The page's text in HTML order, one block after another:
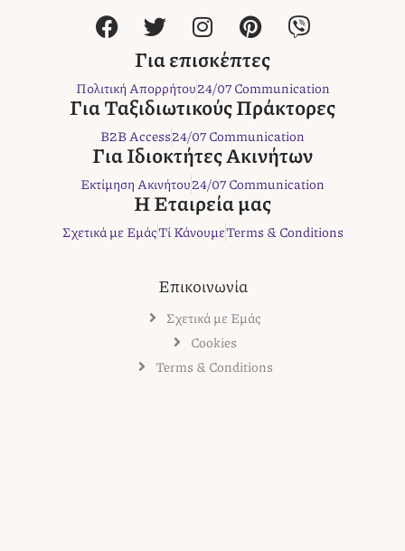
F
a
e
b
o
o
k
T
w
i
t
t
e
r
I
n
s
t
a
g
r
a
m
P
i
n
t
e
r
e
s
t
V
i
e
r
Για επισκέπτες
Πολιτική Απορρήτου24/07 Communication
Για Ταξιδιωτικούς Πράκτορες
B2B Access24/07 Communication
Για Ιδιοκτήτες Ακινήτων
Εκτίμηση Ακινήτου24/07 Communication
Η Εταιρεία μας
Σχετικά με ΕμάςΤί ΚάνουμεTerms & Conditions
Επικοινωνία
Σχετικά με Εμάς
Cookies
Terms & Conditions